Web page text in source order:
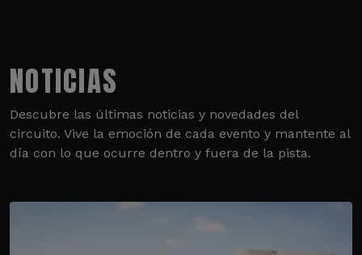
NOTICIAS
Descubre las últimas noticias y novedades del
circuito. Vive la emoción de cada evento y mantente al
día con lo que ocurre dentro y fuera de la pista.